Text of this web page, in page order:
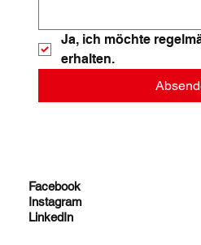
Ja, ich möchte
erhalten.
Facebook
Instagram
LinkedIn